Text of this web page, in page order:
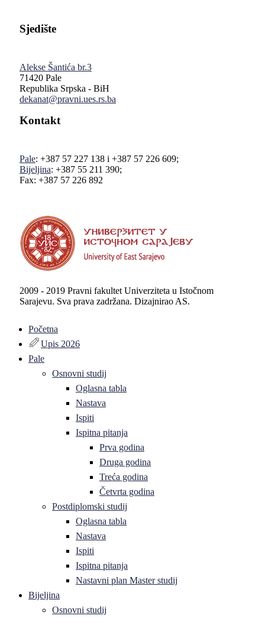
Sjedište
Alekse Šantića br.3
71420 Pale
Republika Srpska - BiH
dekanat@pravni.ues.rs.ba
Kontakt
Pale: +387 57 227 138 i +387 57 226 609;
Bijeljina: +387 55 211 390;
Fax: +387 57 226 892
2009 - 2019 Pravni fakultet Univerziteta u Istočnom
Sarajevu. Sva prava zadržana. Dizajnirao AS.
Početna
Upis 2026
Pale
Osnovni studij
Oglasna tabla
Nastava
Ispiti
Ispitna pitanja
Prva godina
Druga godina
Treća godina
Četvrta godina
Postdiplomski studij
Oglasna tabla
Nastava
Ispiti
Ispitna pitanja
Nastavni plan Master studij
Bijeljina
Osnovni studij